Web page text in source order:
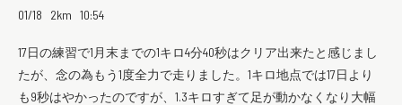
01/18 2km 10:54
17日の練習で1月末までの1キロ4分40秒はクリア出来たと感じまし
たが、念の為もう1度全力で走りました。1キロ地点では17日より
も9秒はやかったのですが、1.3キロすぎて足が動かなくなり大幅